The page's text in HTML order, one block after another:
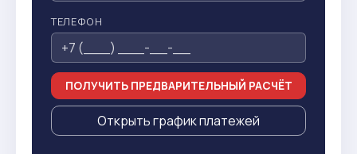
ТЕЛЕФОН
ПОЛУЧИТЬ ПРЕДВАРИТЕЛЬНЫЙ РАСЧЁТ
Открыть график платежей